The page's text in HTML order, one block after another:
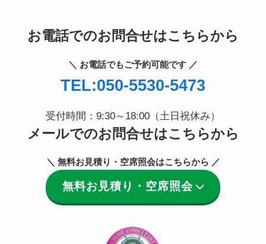
お電話でのお問合せはこちらから
＼ お電話でもご予約可能です ／
TEL:050-5530-5473
受付時間：9:30～18:00（土日祝休み）
メールでのお問合せはこちらから
＼ 無料お見積り・空席照会はこちらから ／
無料お見積り・空席照会